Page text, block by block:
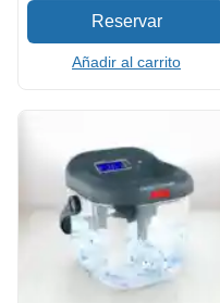
Añadir al carrito